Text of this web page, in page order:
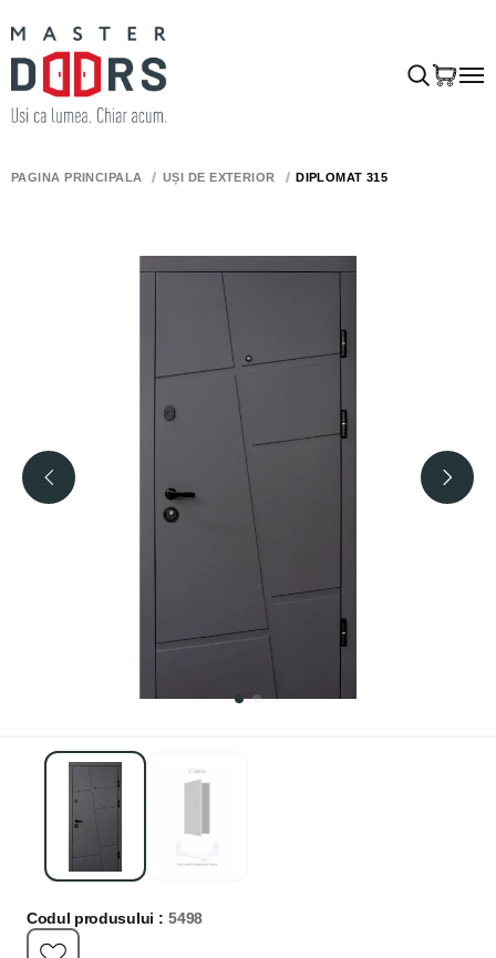
PAGINA PRINCIPALĂ UȘI DE EXTERIOR DIPLOMAT 315
Codul produsului : 5498